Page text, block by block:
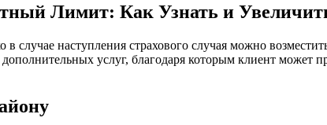
Лимит: Как Узнать и
случае наступления страхового случая можно
услуг, благодаря которым клиент может